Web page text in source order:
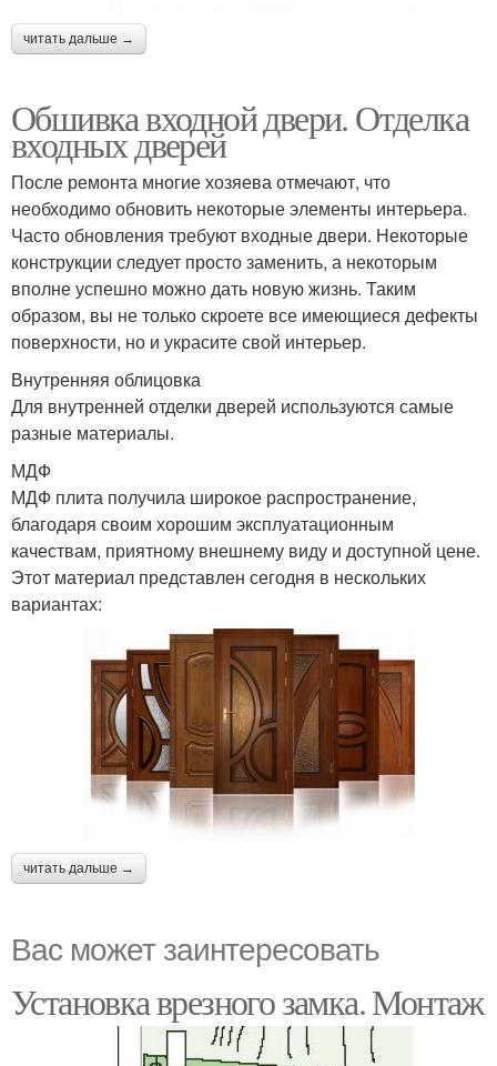
читать дальше →
Обшивка входной двери. Отделка
входных дверей
После ремонта многие хозяева отмечают, что
необходимо обновить некоторые элементы интерьера.
Часто обновления требуют входные двери. Некоторые
конструкции следует просто заменить, а некоторым
вполне успешно можно дать новую жизнь. Таким
образом, вы не только скроете все имеющиеся дефекты
поверхности, но и украсите свой интерьер.
Внутренняя облицовка
Для внутренней отделки дверей используются самые
разные материалы.
МДФ
МДФ плита получила широкое распространение,
благодаря своим хорошим эксплуатационным
качествам, приятному внешнему виду и доступной цене.
Этот материал представлен сегодня в нескольких
вариантах:
читать дальше →
Вас может заинтересовать
Установка врезного замка. Монтаж